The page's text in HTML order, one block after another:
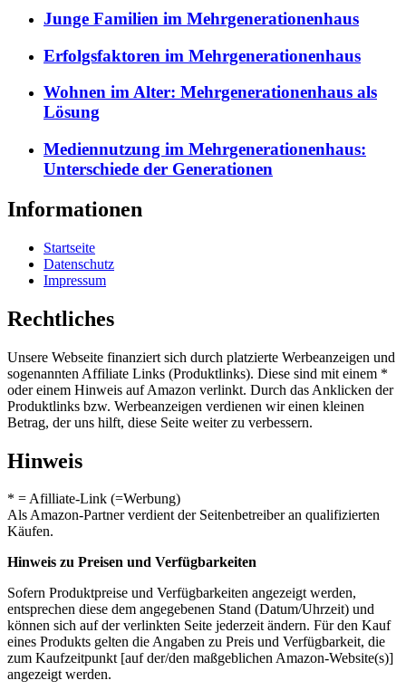
Junge Familien im Mehrgenerationenhaus
Erfolgsfaktoren im Mehrgenerationenhaus
Wohnen im Alter: Mehrgenerationenhaus als
Lösung
Mediennutzung im Mehrgenerationenhaus:
Unterschiede der Generationen
Informationen
Startseite
Datenschutz
Impressum
Rechtliches
Unsere Webseite finanziert sich durch platzierte Werbeanzeigen und
sogenannten Affiliate Links (Produktlinks). Diese sind mit einem *
oder einem Hinweis auf Amazon verlinkt. Durch das Anklicken der
Produktlinks bzw. Werbeanzeigen verdienen wir einen kleinen
Betrag, der uns hilft, diese Seite weiter zu verbessern.
Hinweis
* = Afilliate-Link (=Werbung)
Als Amazon-Partner verdient der Seitenbetreiber an qualifizierten
Käufen.
Hinweis zu Preisen und Verfügbarkeiten
Sofern Produktpreise und Verfügbarkeiten angezeigt werden,
entsprechen diese dem angegebenen Stand (Datum/Uhrzeit) und
können sich auf der verlinkten Seite jederzeit ändern. Für den Kauf
eines Produkts gelten die Angaben zu Preis und Verfügbarkeit, die
zum Kaufzeitpunkt [auf der/den maßgeblichen Amazon-Website(s)]
angezeigt werden.